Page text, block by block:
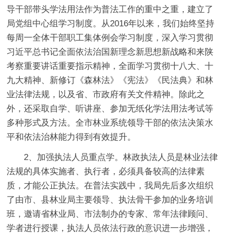
导干部带头学法用法作为普法工作的重中之重，建立了
局党组中心组学习制度。从2016年以来，我们始终坚持
每周一全体干部职工集体例会学习制度，深入学习贯彻
习近平总书记全面依法治国新理念新思想新战略和来陕
考察重要讲话重要指示精神，全面学习贯彻十八大、十
九大精神、新修订《森林法》《宪法》《民法典》和林
业法律法规，以及省、市政府有关文件精神。除此之
外，还采取自学、听讲座、参加无纸化学法用法考试等
多种形式及方法。全市林业系统领导干部的依法决策水
平和依法治林能力得到有效提升。
2、加强执法人员重点学。林政执法人员是林业法律
法规的具体实施者、执行者，必须具备较高的法律素
质，才能公正执法。在普法实践中，我局先后多次组织
了由市、县林业局主要领导、执法骨干参加的业务培训
班，邀请省林业局、市法制办的专家、常年法律顾问、
学者进行授课，执法人员依法行政的意识进一步增强，